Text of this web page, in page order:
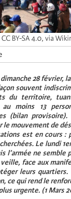
BY-SA 4.0, via
28 février,
souvent
du territoire,
moins 13
(bilan
le mouvement de
est en cours :
Le lundi 1er
l’armée ne semble
face aux
leurs
ce qui rend le
urgente. (1 Mars